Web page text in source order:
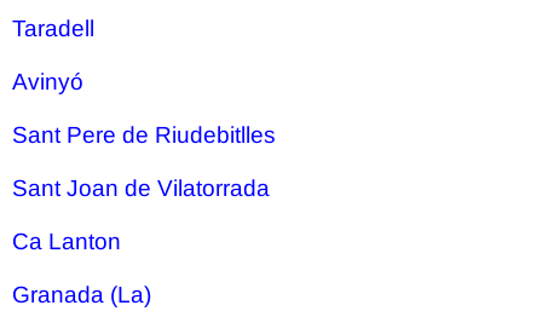
Taradell
Avinyó
Sant Pere de Riudebitlles
Sant Joan de Vilatorrada
Ca Lanton
Granada (La)